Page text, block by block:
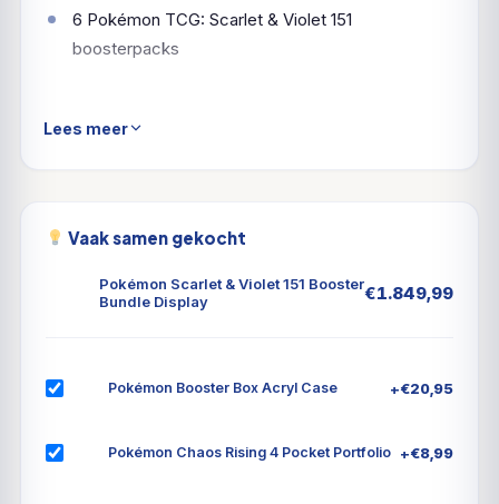
6 Pokémon TCG: Scarlet & Violet 151
boosterpacks
kans om oude vrienden op te sporen, nieuwe partners
buitengewone Venusaur ex, Charizard ex, en
een nieuw leven ingeblazen land - misschien vind je
uitbreiding Scarlet & Violet-151 ontvouwen zich
Lees meer
Vaak samen gekocht
Pokémon Scarlet & Violet 151 Booster
Bundle Display
€1.849,99
Pokémon Booster Box Acryl Case +€20,95
Pokémon Chaos Rising 4 Pocket Portfolio +€8,99